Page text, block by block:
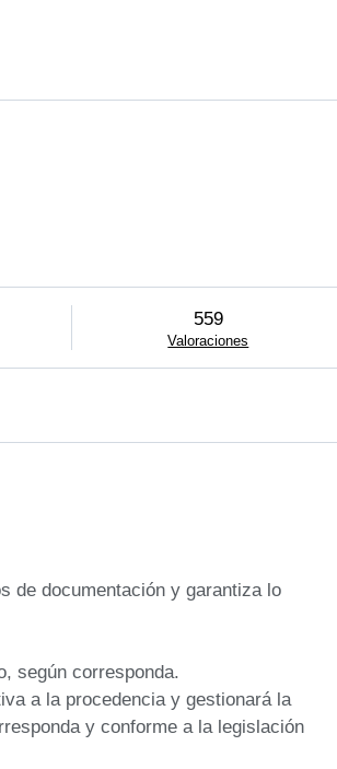
559
Valoraciones
de documentación y garantiza lo
según corresponda.
a la procedencia y gestionará la
y conforme a la legislación